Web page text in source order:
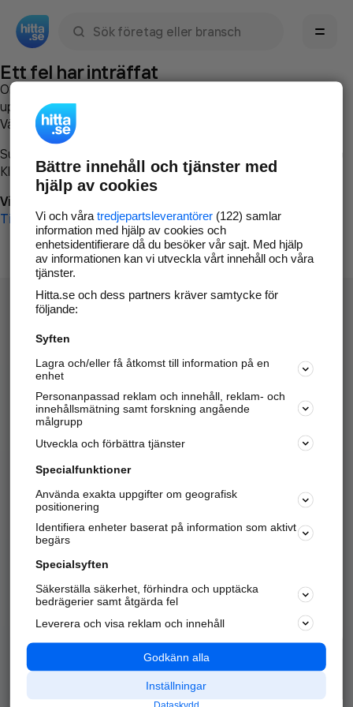
Ett fel har inträffat
Om du vill kan du
uppstod så att vi lättare och snabbare kan avhjälpa det.
Vänligen försök med följande:
Surfa till
Klicka påTillbaka-knappen i webbläsaren och försök igen
Vi beklagar besväret!
Till startsidan
Hitta.se - Gratis nummerupplysning.
Sök företag, personer och platser.
Hitta telefonnummer, adresser, företagsinfo mm.
Marknadsför företaget
Kom igång och annonsera mot
samarbetspartners nära dig.
Alla kategorier
Populära sökningar
API & Kartor
Annonsera
Integritet
Nödnummer
Bättre innehåll och tjänster med
hjälp av cookies
Vi och våra tredjepartsleverantörer(122) samlar
information med hjälp av cookies och
enhetsidentifierare då du besöker vår sajt. Med hjälp
av informationen kan vi utveckla vårt innehåll och våra
tjänster.
Hitta.se och dess partners kräver samtycke för
följande:
Syften
Lagra och/eller få åtkomst till information på en
enhet
Personanpassad reklam och innehåll, reklam- och
innehållsmätning samt forskning angående
målgrupp
Utveckla och förbättra tjänster
Specialfunktioner
Använda exakta uppgifter om geografisk
positionering
Identifiera enheter baserat på information som aktivt
begärs
Specialsyften
Säkerställa säkerhet, förhindra och upptäcka
bedrägerier samt åtgärda fel
Leverera och visa reklam och innehåll
Godkänn alla
Inställningar
Dataskydd